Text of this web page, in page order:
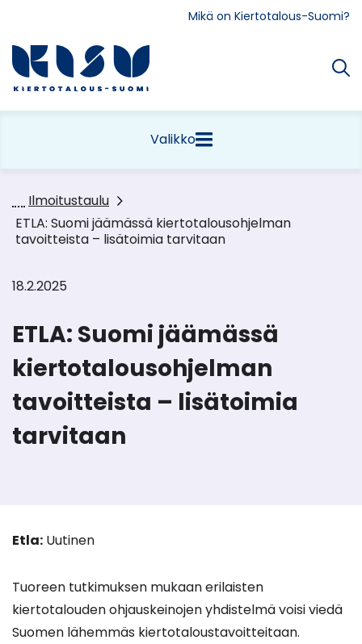
Mikä on Kiertotalous-Suomi?
Etusivu
Valikko
Ilmoitustaulu
ETLA: Suomi jäämässä kiertotalousohjelman
tavoitteista – lisätoimia tarvitaan
18.2.2025
ETLA: Suomi jäämässä
kiertotalousohjelman
tavoitteista – lisätoimia
tarvitaan
Etla: Uutinen
Tuoreen tutkimuksen mukaan erilaisten
kiertotalouden ohjauskeinojen yhdistelmä voisi viedä
Suomen lähemmäs kiertotaloustavoitteitaan.